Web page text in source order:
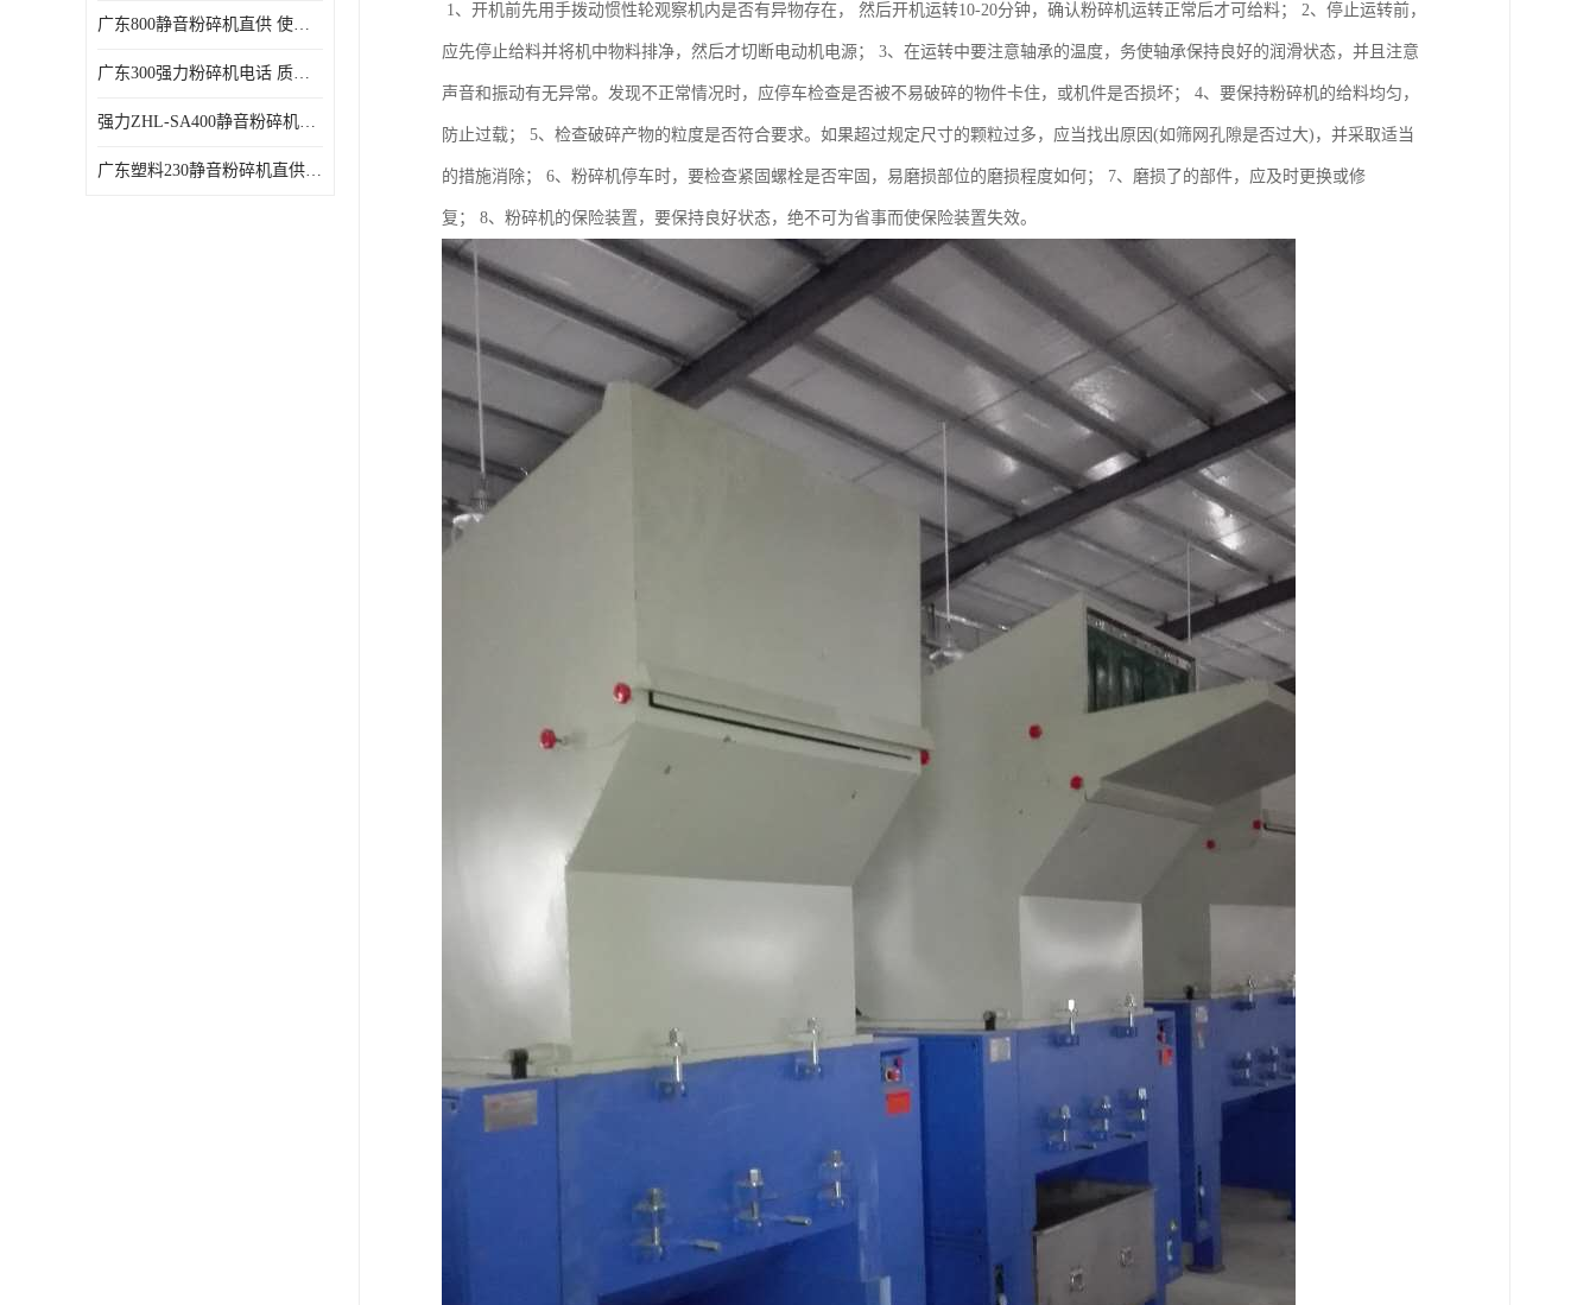
广东800静音粉碎机直供 使用寿命长
广东300强力粉碎机电话 质量可靠
强力ZHL-SA400静音粉碎机多少钱一台 密封防尘
广东塑料230静音粉碎机直供 使用寿命长
1、开机前先用手拨动惯性轮观察机内是否有异物存在， 然后开机运转10-20分钟，确认粉碎机运转正常后才可给料； 2、停止运转前，
应先停止给料并将机中物料排净，然后才切断电动机电源； 3、在运转中要注意轴承的温度，务使轴承保持良好的润滑状态，并且注意
声音和振动有无异常。发现不正常情况时，应停车检查是否被不易破碎的物件卡住，或机件是否损坏； 4、要保持粉碎机的给料均匀，
防止过载； 5、检查破碎产物的粒度是否符合要求。如果超过规定尺寸的颗粒过多，应当找出原因(如筛网孔隙是否过大)，并采取适当
的措施消除； 6、粉碎机停车时，要检查紧固螺栓是否牢固，易磨损部位的磨损程度如何； 7、磨损了的部件，应及时更换或修
复； 8、粉碎机的保险装置，要保持良好状态，绝不可为省事而使保险装置失效。